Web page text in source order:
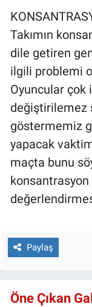
Takımın
dile getiren
ilgili problemi
Oyuncular çok
değiştirilemez
göstermemiz
yapacak
maçta bunu
Paylaş
Öne Çıkan